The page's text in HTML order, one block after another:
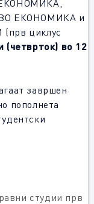
ЕКОНОМИКА,
ЕКОНОМИКА и
циклус
(четврток) во 12
завршен
пополнета
студии прв